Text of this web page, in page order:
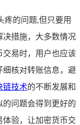
疼的问题,但只要用
决措施，大多数情况
易时，用户也应该
细核对转账信息，避
链技术的不断发展和
问题会得到更好的
验，让加密货币交